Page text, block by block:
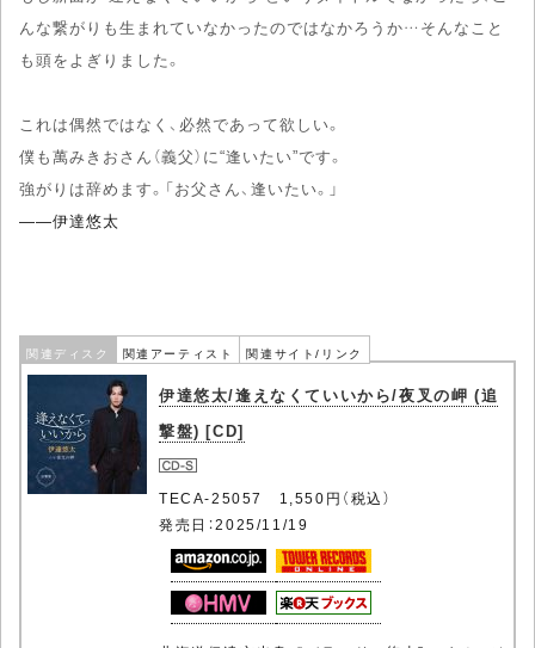
んな繋がりも生まれていなかったのではなかろうか…そんなこと
も頭をよぎりました。
これは偶然ではなく、必然であって欲しい。
僕も萬みきおさん（義父）に“逢いたい”です。
強がりは辞めます。「お父さん、逢いたい。」
――伊達悠太
関連ディスク 関連アーティスト 関連サイト/リンク
伊達悠太/逢えなくていいから/夜叉の岬 (追
撃盤) [CD]
TECA-25057 1,550円（税込）
発売日：2025/11/19